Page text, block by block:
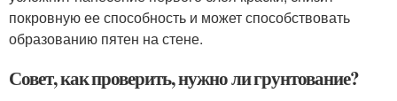
покровную ее способность и может способствовать
образованию пятен на стене.
Совет, как проверить, нужно ли грунтование?